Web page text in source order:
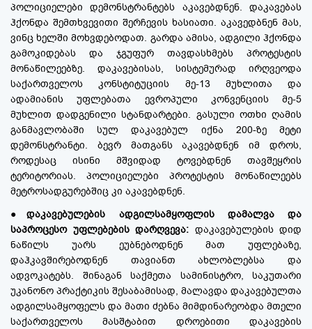
პოლიციელები დემონსტრანტებს აკავებდნენ. დაკავებას
ჰქონდა შემთხვევითი შერჩევის ხასიათი. აკავედბნენ მას,
ვინც ხელში მოხვდებოდათ. გარდა ამისა, ადგილი ჰქონდა
გამოკიდებას და ჯგუფურ თავდასხმებს პროტესტის
მონაწილეებზე. დაკავებისას, სისტემურად ირღვეოდა
საქართველოს კონსტიტუციის მე-13 მუხლითა და
ადამიანის უფლებათა ევროპული კონვენციის მე-5
მუხლით დადგენილი სტანდარტები. გასული ოთხი ღამის
განმავლობაში სულ დაკავებულ იქნა 200-ზე მეტი
დემონსტრანტი. ბევრ მათგანს აკავებდნენ იმ დროს,
როდესაც ისინი მშვიდად ტოვებდნენ თავშეყრის
ტერიტორიას. პოლიციელები პროტესტის მონაწილეებს
მეტროსადგურებშიც კი აკავებდნენ.
●დაკავებულების ადგილსამყოფლის დამალვა და
საპროცესო უფლებების დარღვევა: დაკავებულების დიდ
ნაწილს უარს ეუბნებოდნენ მათ უფლებაზე,
დაჰკავშირებოდნენ თავიანთ ახლობლებსა და
ადვოკატებს. შინაგან საქმეთა სამინისტრო, საკუთარი
უკანონო პრაქტიკის შესაბამისად, მალავდა დაკავებულთა
ადგილსამყოფელს და მათი ძებნა მიმდინარეობდა მთელი
საქართველოს მასშტაბით დროებითი დაკავების